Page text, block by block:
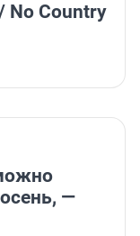
No Country
—